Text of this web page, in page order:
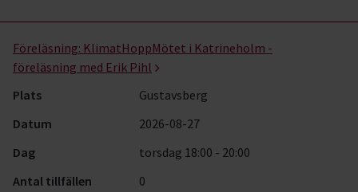
Föreläsning: KlimatHoppMötet i Katrineholm -
föreläsning med Erik Pihl
Plats
Gustavsberg
Datum
2026-08-27
Dag
torsdag 18:00 - 20:00
Antal tillfällen
0